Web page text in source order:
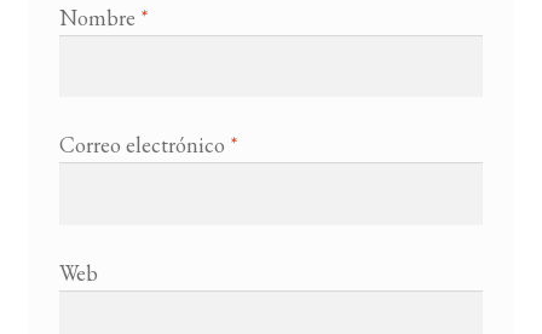
Nombre *
Correo electrónico *
Web